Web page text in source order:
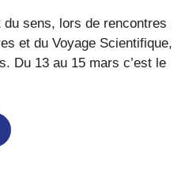
du sens, lors de rencontres
et du Voyage Scientifique,
Du 13 au 15 mars c’est le